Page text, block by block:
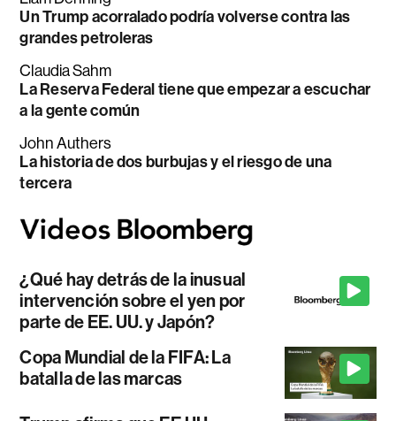
Un Trump acorralado podría volverse contra las
grandes petroleras
Claudia Sahm
La Reserva Federal tiene que empezar a escuchar
a la gente común
John Authers
La historia de dos burbujas y el riesgo de una
tercera
¿Qué hay detrás de la inusual
intervención sobre el yen por
parte de EE. UU. y Japón?
Copa Mundial de la FIFA: La
batalla de las marcas